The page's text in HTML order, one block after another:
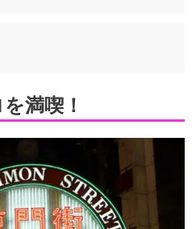
満喫！